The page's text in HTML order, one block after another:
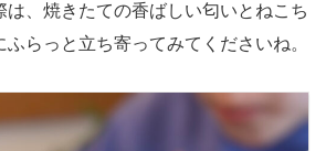
は、焼きたての香ばしい匂いとねこち
らっと立ち寄ってみてくださいね。